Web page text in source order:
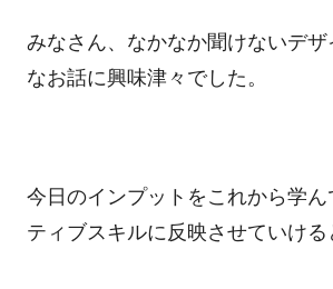
みなさん、なかなか聞けないデ
なお話に興味津々でした。
今日のインプットをこれから学ん
ティブスキルに反映させていける